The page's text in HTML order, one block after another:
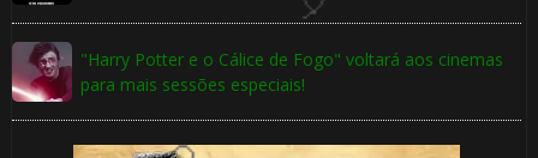
"Harry Potter e o Cálice de Fogo" voltará aos cinemas
para mais sessões especiais!